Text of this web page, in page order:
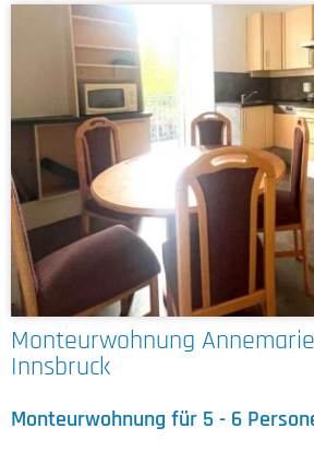
Monteurwohnung
Innsbruck
Monteurwohnung für 5 - 6